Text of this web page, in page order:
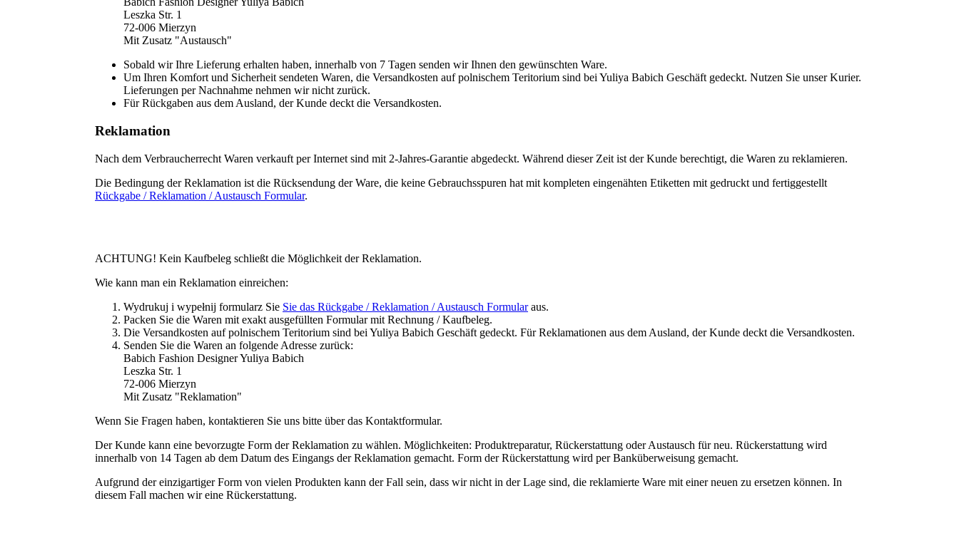
Leszka Str. 1
72-006 Mierzyn
Mit Zusatz "Austausch"
Sobald wir Ihre Lieferung erhalten haben, innerhalb von 7 Tagen senden wir Ihnen den gewünschten Ware.
Um Ihren Komfort und Sicherheit sendeten Waren, die Versandkosten auf polnischem Teritorium sind bei Yuliya Babich Geschäft gedeckt. Nutzen Sie unser Kurier.
Lieferungen per Nachnahme nehmen wir nicht zurück.
Für Rückgaben aus dem Ausland, der Kunde deckt die Versandkosten.
Reklamation
Nach dem Verbraucherrecht Waren verkauft per Internet sind mit 2-Jahres-Garantie abgedeckt. Während dieser Zeit ist der Kunde berechtigt, die Waren zu reklamieren.
Die Bedingung der Reklamation ist die Rücksendung der Ware, die keine Gebrauchsspuren hat mit kompleten eingenähten Etiketten mit gedruckt und fertiggestellt
Rückgabe / Reklamation / Austausch Formular.
ACHTUNG! Kein Kaufbeleg schließt die Möglichkeit der Reklamation.
Wie kann man ein Reklamation einreichen:
Wydrukuj i wypełnij formularz Sie Sie das Rückgabe / Reklamation / Austausch Formularaus.
Packen Sie die Waren mit exakt ausgefüllten Formular mit Rechnung / Kaufbeleg.
Die Versandkosten auf polnischem Teritorium sind bei Yuliya Babich Geschäft gedeckt. Für Reklamationen aus dem Ausland, der Kunde deckt die Versandkosten.
Senden Sie die Waren an folgende Adresse zurück:
Babich Fashion Designer Yuliya Babich
Leszka Str. 1
72-006 Mierzyn
Mit Zusatz "Reklamation"
Wenn Sie Fragen haben, kontaktieren Sie uns bitte über das Kontaktformular.
Der Kunde kann eine bevorzugte Form der Reklamation zu wählen. Möglichkeiten: Produktreparatur, Rückerstattung oder Austausch für neu. Rückerstattung wird
innerhalb von 14 Tagen ab dem Datum des Eingangs der Reklamation gemacht. Form der Rückerstattung wird per Banküberweisung gemacht.
Aufgrund der einzigartiger Form von vielen Produkten kann der Fall sein, dass wir nicht in der Lage sind, die reklamierte Ware mit einer neuen zu ersetzen können. In
diesem Fall machen wir eine Rückerstattung.